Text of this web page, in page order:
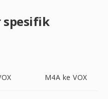
spesifik
M4A ke VOX